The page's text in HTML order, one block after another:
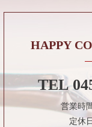
HAPPY
TEL
営業時
定休